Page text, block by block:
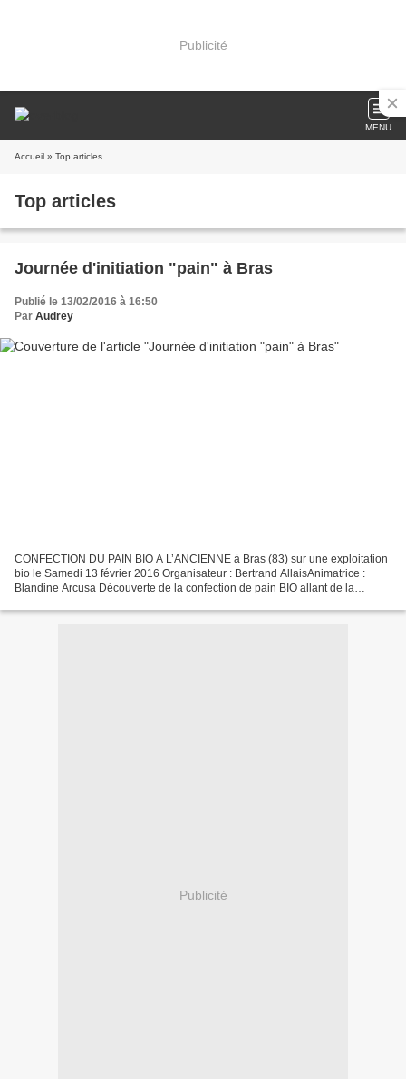
Publicité
MENU
Accueil » Top articles
Top articles
Journée d'initiation "pain" à Bras
Publié le 13/02/2016 à 16:50
Par Audrey
CONFECTION DU PAIN BIO A L’ANCIENNE à Bras (83) sur une exploitation
bio le Samedi 13 février 2016 Organisateur : Bertrand AllaisAnimatrice :
Blandine Arcusa Découverte de la confection de pain BIO allant de la
Publicité